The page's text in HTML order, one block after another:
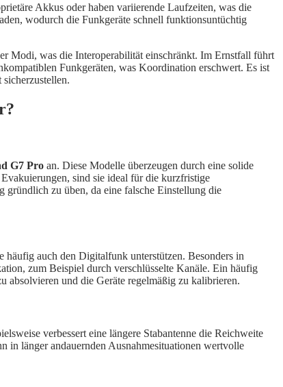
Akkus oder haben variierende Laufzeiten, was die
wodurch die Funkgeräte schnell funktionsuntüchtig
Modi, was die Interoperabilität einschränkt. Im Ernstfall führt
Funkgeräten, was Koordination erschwert. Es ist
G7 Pro an. Diese Modelle überzeugen durch eine solide
sind sie ideal für die kurzfristige
gründlich zu üben, da eine falsche Einstellung die
häufig auch den Digitalfunk unterstützen. Besonders in
zum Beispiel durch verschlüsselte Kanäle. Ein häufig
absolvieren und die Geräte regelmäßig zu kalibrieren.
verbessert eine längere Stabantenne die Reichweite
in länger andauernden Ausnahmesituationen wertvolle